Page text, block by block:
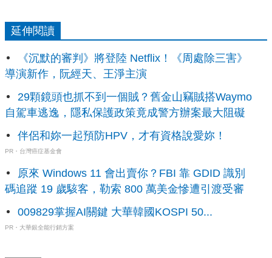
延伸閱讀
《沉默的審判》將登陸 Netflix！《周處除三害》
導演新作，阮經天、王淨主演
29顆鏡頭也抓不到一個賊？舊金山竊賊搭Waymo
自駕車逃逸，隱私保護政策竟成警方辦案最大阻礙
伴侶和妳一起預防HPV，才有資格說愛妳！
PR・台灣癌症基金會
原來 Windows 11 會出賣你？FBI 靠 GDID 識別
碼追蹤 19 歲駭客，勒索 800 萬美金慘遭引渡受審
009829掌握AI關鍵 大華韓國KOSPI 50...
PR・大華銀全能行銷方案